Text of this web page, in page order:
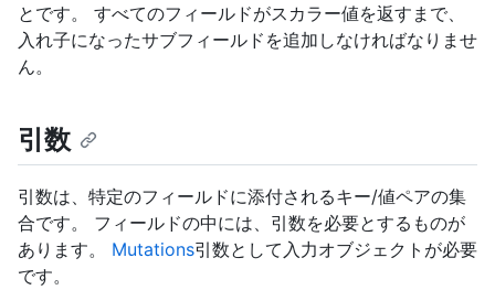
とです。 すべてのフィールドがスカラー値を返すまで、
入れ子になったサブフィールドを追加しなければなりませ
ん。
引数
引数は、特定のフィールドに添付されるキー/値ペアの集
合です。 フィールドの中には、引数を必要とするものが
あります。 Mutations引数として入力オブジェクトが必要
です。